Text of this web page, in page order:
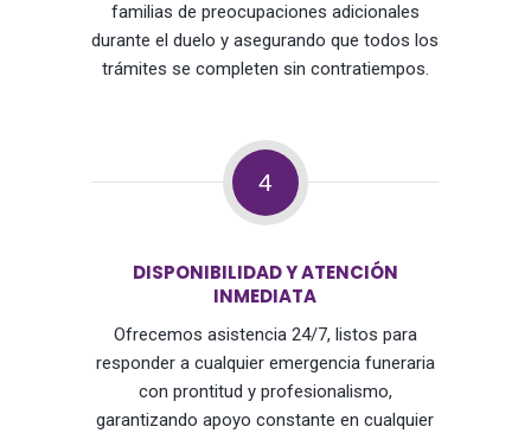
familias de preocupaciones adicionales
durante el duelo y asegurando que todos los
trámites se completen sin contratiempos.
4
DISPONIBILIDAD Y ATENCIÓN
INMEDIATA
Ofrecemos asistencia 24/7, listos para
responder a cualquier emergencia funeraria
con prontitud y profesionalismo,
garantizando apoyo constante en cualquier